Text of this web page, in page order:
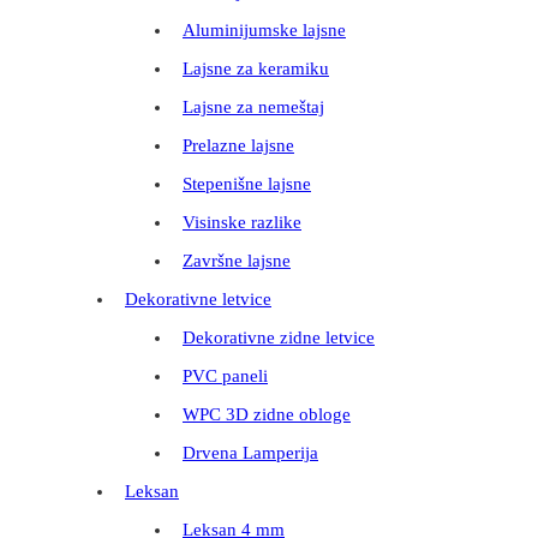
Aluminijumske lajsne
Lajsne za keramiku
Lajsne za nemeštaj
Prelazne lajsne
Stepenišne lajsne
Visinske razlike
Završne lajsne
Dekorativne letvice
Dekorativne zidne letvice
PVC paneli
WPC 3D zidne obloge
Drvena Lamperija
Leksan
Leksan 4 mm